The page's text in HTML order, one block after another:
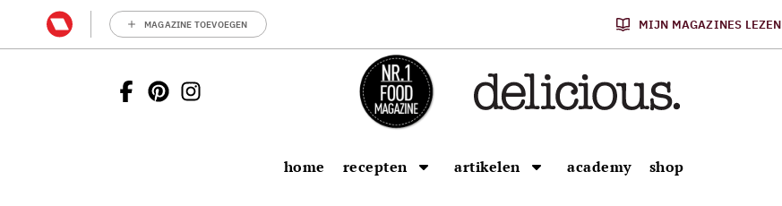
MAGAZINE TOEVOEGEN MIJN MAGAZINES LEZEN
home recepten artikelen academy shop